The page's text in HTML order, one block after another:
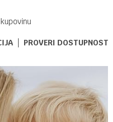
PROVERI DOSTUPNOST